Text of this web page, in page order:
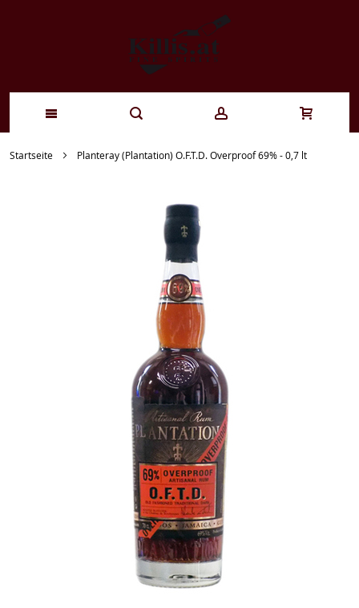
Zum
Startseite Planteray (Plantation) O.F.T.D. Overproof 69% - 0,7 lt